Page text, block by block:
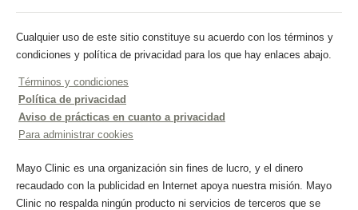
Cualquier uso de este sitio constituye su acuerdo con los términos y
condiciones y política de privacidad para los que hay enlaces abajo.
Términos y condiciones
Política de privacidad
Aviso de prácticas en cuanto a privacidad
Para administrar cookies
Mayo Clinic es una organización sin fines de lucro, y el dinero
recaudado con la publicidad en Internet apoya nuestra misión. Mayo
Clinic no respalda ningún producto ni servicios de terceros que se